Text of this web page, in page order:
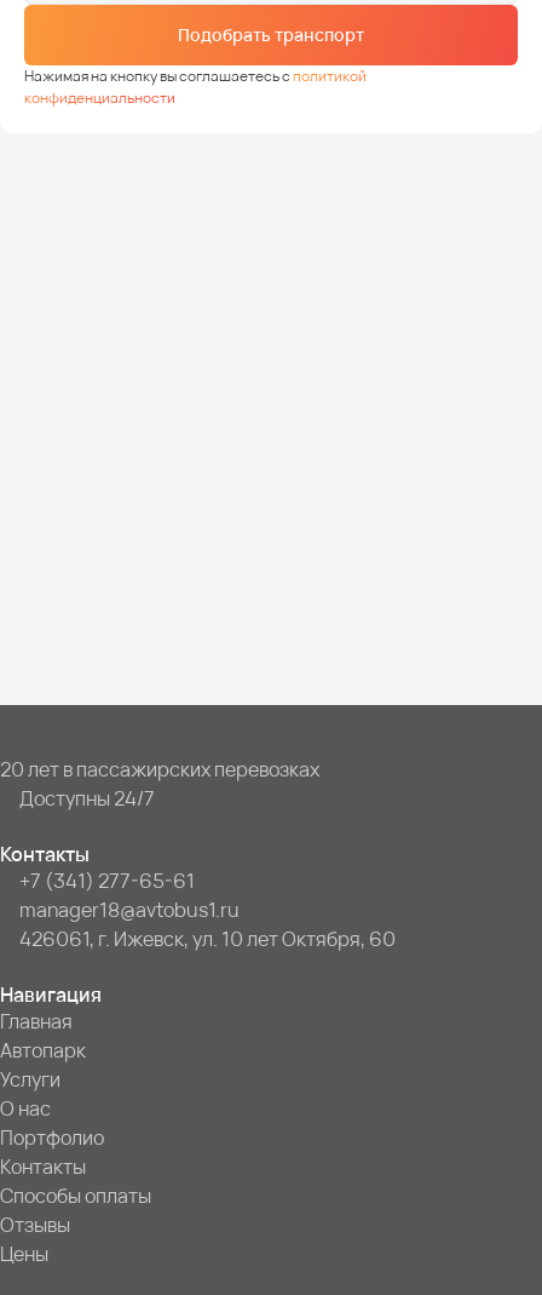
Подобрать транспорт
Нажимая на кнопку вы соглашаетесь сполитикой
конфиденциальности
20 лет в пассажирских перевозках
Доступны 24/7
Контакты
+7 (341) 277-65-61
manager18@avtobus1.ru
426061, г. Ижевск, ул. 10 лет Октября, 60
Навигация
Главная
Автопарк
Услуги
О нас
Портфолио
Контакты
Способы оплаты
Отзывы
Цены